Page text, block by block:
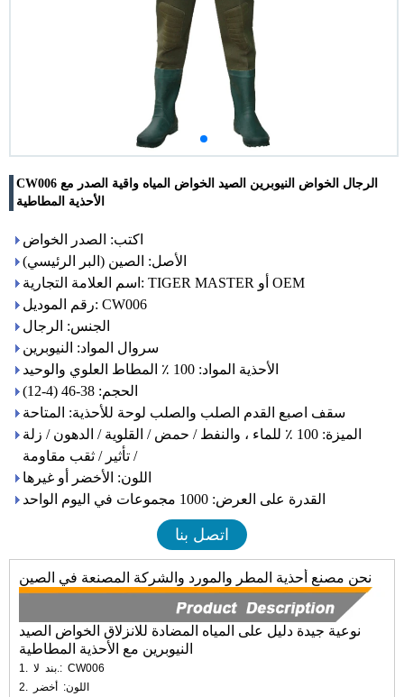
CW006 الرجال الخواض النيوبرين الصيد الخواض المياه واقية الصدر مع
الأحذية المطاطية
اكتب: الصدر الخواض
الأصل: الصين (البر الرئيسي)
اسم العلامة التجارية: TIGER MASTER أو OEM
رقم الموديل: CW006
الجنس: الرجال
سروال المواد: النيوبرين
الأحذية المواد: 100 ٪ المطاط العلوي والوحيد
الحجم: 38-46 (4-12)
سقف اصبع القدم الصلب والصلب لوحة للأحذية: المتاحة
الميزة: 100 ٪ للماء ، والنفط / حمض / القلوية / الدهون / زلة
/ تأثير / ثقب مقاومة
اللون: الأخضر أو ​​غيرها
القدرة على العرض: 1000 مجموعات في اليوم الواحد
اتصل بنا
نحن مصنع أحذية المطر والمورد والشركة المصنعة في الصين
نوعية جيدة دليل على المياه المضادة للانزلاق الخواض الصيد
النيوبرين مع الأحذية المطاطية
1. بندلا.: CW006
2.
اللون: أخضر